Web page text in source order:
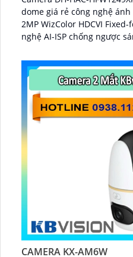
dome giá rẻ công nghệ
2MP WizColor HDCVI
nghệ AI-ISP chống ngược
lắp ngoài trời kho hàng
CAMERA KX-AM6W